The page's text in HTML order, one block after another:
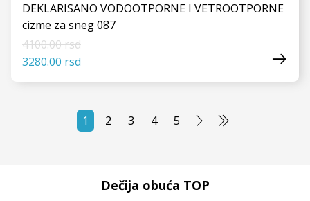
DEKLARISANO VODOOTPORNE I VETROOTPORNE
cizme za sneg 087
4100.00 rsd
3280.00 rsd
1 2 3 4 5
Dečija obuća TOP